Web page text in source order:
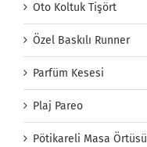
Oto Koltuk Tişört
Özel Baskılı Runner
Parfüm Kesesi
Plaj Pareo
Pötikareli Masa Örtüsü